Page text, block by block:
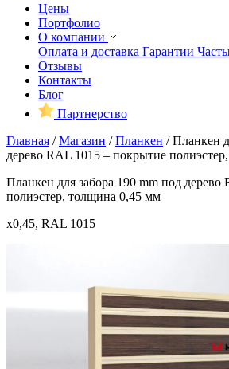
Цены
Портфолио
О компании
Оплата и доставка Гарантии
Отзывы
Контакты
Блог
Партнерство
Главная /Магазин /Планкен /Планкен
дерево RAL 1015 – покрытие
Планкен для забора 190 mm под
полиэстер, толщина 0,45 мм
x0,45, RAL 1015